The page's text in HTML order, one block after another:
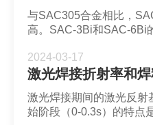
与SAC305合金相比，
高。SAC-3Bi和SAC-6Bi
Ag和Bi的存在产生了固溶
2024-03-17
激光焊接期间的激光反射
始阶段（0-0.3s）的特点